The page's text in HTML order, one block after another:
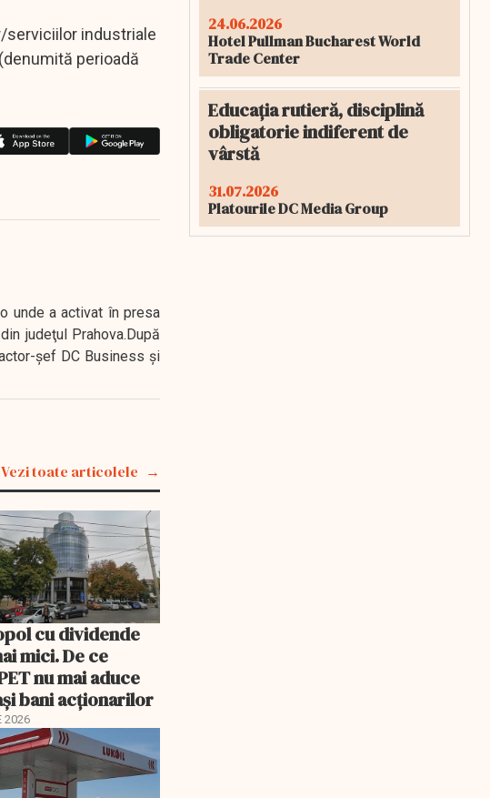
serviciilor industriale
perioadă
unde a activat în presa
judeţul Prahova.După
şef DC Business şi
Vezi toate articolele
cu dividende
mici. De ce
nu mai aduce
bani acționarilor
2026
24.06.2026
Hotel Pullman Bucharest World
Trade Center
Educația rutieră, disciplină
obligatorie indiferent de
vârstă
31.07.2026
Platourile DC Media Group